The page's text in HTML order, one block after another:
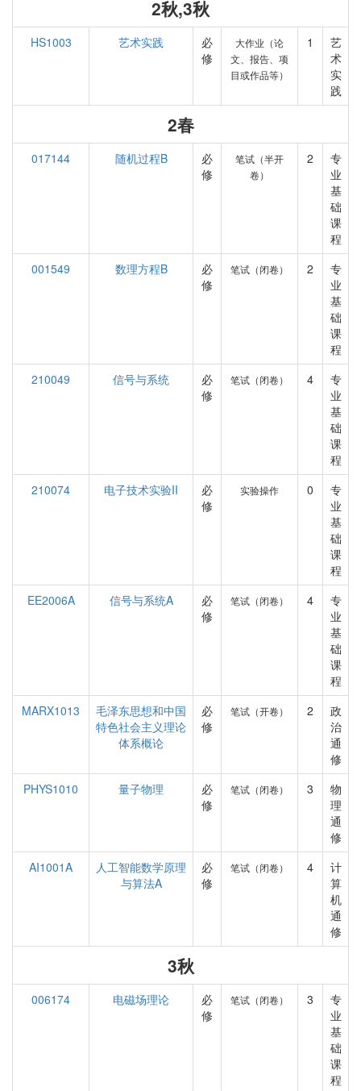
2秋,3秋
HS1003 艺术实践
必
修
大作业（论
文、报告、项
目或作品等）
1
艺
术
实
践
2春
017144 随机过程B
必
修
笔试（半开
卷）
2
专
业
基
础
课
程
001549
数理方程B
必
修
笔试（闭卷） 2
专
业
基
础
课
程
210049
信号与系统
必
修
笔试（闭卷） 4
专
业
基
础
课
程
210074
电子技术实验II
必
修
实验操作 0
专
业
基
础
课
程
EE2006A
信号与系统A
必
修
笔试（闭卷） 4
专
业
基
础
课
程
MARX1013
毛泽东思想和中国
特色社会主义理论
体系概论
必
修
笔试（开卷） 2
政
治
通
修
PHYS1010
量子物理
必
修
笔试（闭卷） 3
物
理
通
修
AI1001A
人工智能数学原理
与算法A
必
修
笔试（闭卷） 4
计
算
机
通
修
3秋
006174 电磁场理论
必
修
笔试（闭卷） 3
专
业
基
础
课
程